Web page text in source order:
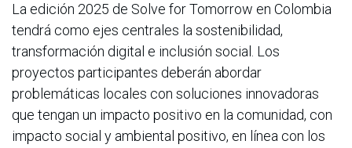
La edición 2025 de Solve for Tomorrow en Colombia
tendrá como ejes centrales la sostenibilidad,
transformación digital e inclusión social. Los
proyectos participantes deberán abordar
problemáticas locales con soluciones innovadoras
que tengan un impacto positivo en la comunidad, con
impacto social y ambiental positivo, en línea con los